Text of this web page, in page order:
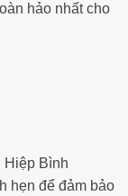
hảo nhất cho
Hiệp Bình
hẹn để đảm bảo